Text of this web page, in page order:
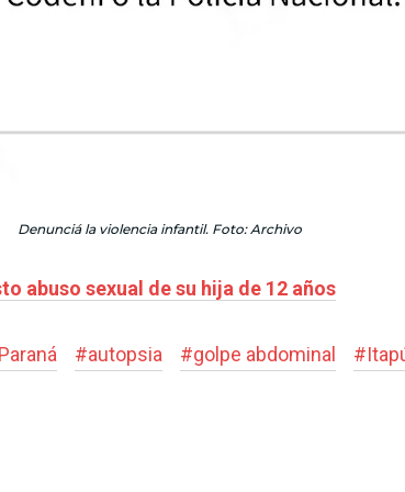
Denunciá la violencia infantil. Foto: Archivo
abuso sexual de su hija de 12 años
#autopsia #golpe abdominal #